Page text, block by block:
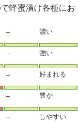
蜂蜜漬け各種にお
→ 濃い
→ 強い
→ 好まれる
→ 豊か
→ しやすい